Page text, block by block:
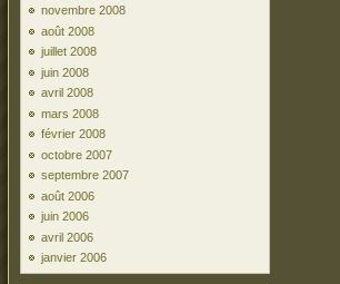
novembre 2008
août 2008
juillet 2008
juin 2008
avril 2008
mars 2008
février 2008
octobre 2007
septembre 2007
août 2006
juin 2006
avril 2006
janvier 2006